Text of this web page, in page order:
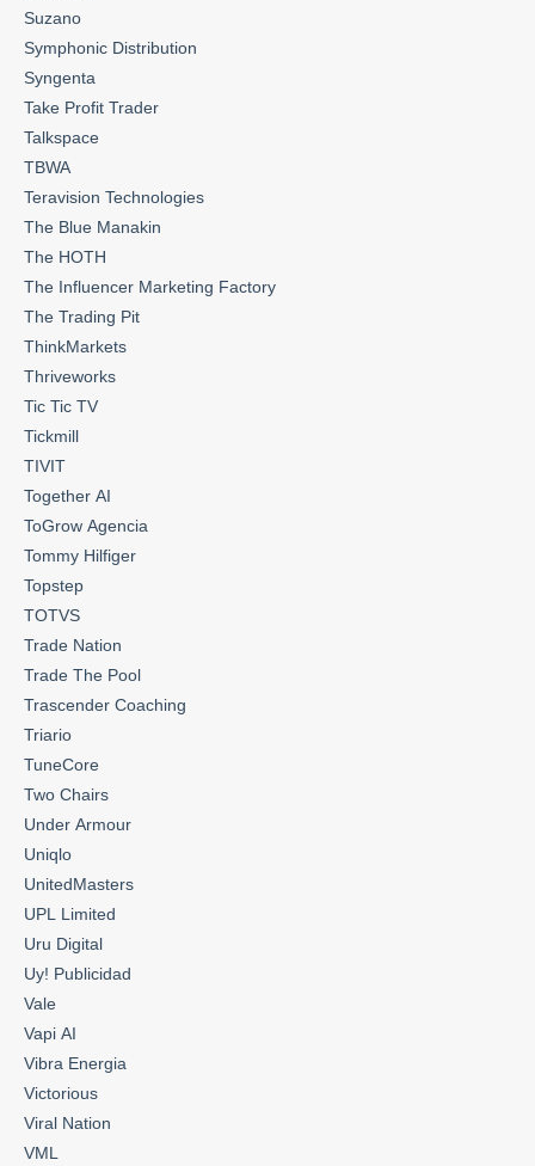
Suzano
Symphonic Distribution
Syngenta
Take Profit Trader
Talkspace
TBWA
Teravision Technologies
The Blue Manakin
The HOTH
The Influencer Marketing Factory
The Trading Pit
ThinkMarkets
Thriveworks
Tic Tic TV
Tickmill
TIVIT
Together AI
ToGrow Agencia
Tommy Hilfiger
Topstep
TOTVS
Trade Nation
Trade The Pool
Trascender Coaching
Triario
TuneCore
Two Chairs
Under Armour
Uniqlo
UnitedMasters
UPL Limited
Uru Digital
Uy! Publicidad
Vale
Vapi AI
Vibra Energia
Victorious
Viral Nation
VML